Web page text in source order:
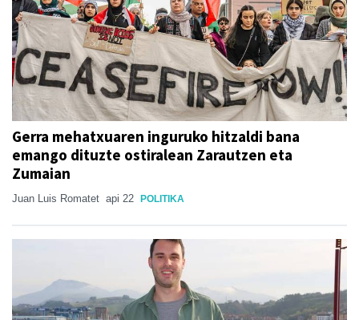
Gerra mehatxuaren inguruko hitzaldi bana
emango dituzte ostiralean Zarautzen eta
Zumaian
Juan Luis Romatet api 22 POLITIKA